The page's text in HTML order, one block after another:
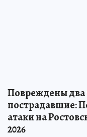
Повреждены два
пострадавшие:
атаки на
2026